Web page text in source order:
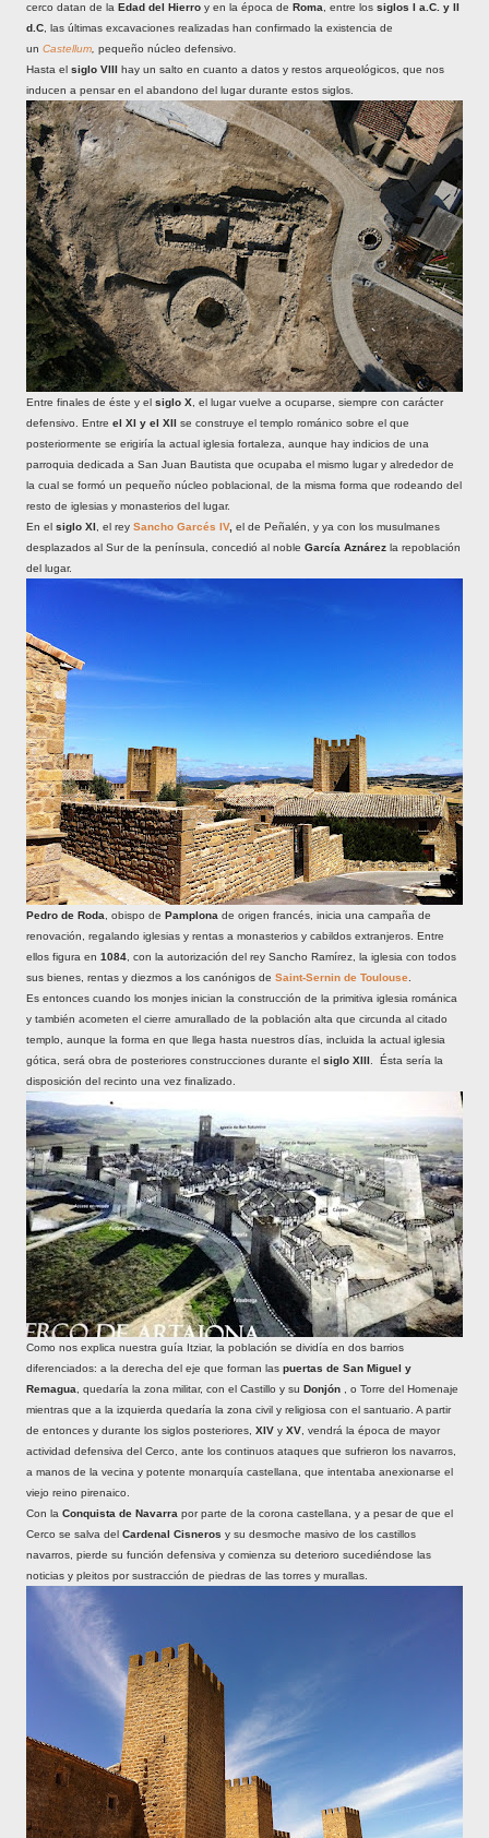
cerco datan de la Edad del Hierro y en la época de Roma , entre los siglos I a.C. y II
d.C , las últimas excavaciones realizadas han confirmado la existencia de
un Castellum pequeño núcleo defensivo
Hasta el siglo VIII hay un salto en cuanto a datos y restos arqueológicos, que nos
inducen a pensar en el abandono del lugar durante estos siglos.
Entre finales de éste y el siglo X , el lugar vuelve a ocuparse, siempre con carácter
defensivo. Entre el XI y el XII se construye el templo románico sobre el que
posteriormente se erigiría la actual iglesia fortaleza, aunque hay indicios de una
parroquia dedicada a San Juan Bautista que ocupaba el mismo lugar y alrededor de
la cual se formó un pequeño núcleo poblacional, de la misma forma que rodeando del
resto de iglesias y monasterios del lugar.
En el siglo XI , el rey Sancho Garcés IV, el de Peñalén, y ya con los musulmanes
desplazados al Sur de la península, concedió al noble García Aznárez la repoblación
del lugar.
Pedro de Roda , obispo de Pamplona de origen francés, inicia una campaña de
renovación, regalando iglesias y rentas a monasterios y cabildos extranjeros. Entre
ellos figura en 1084 , con la autorización del rey Sancho Ramírez, la iglesia con todos
sus bienes, rentas y diezmos a los canónigos de Saint-Sernin de Toulouse
Es entonces cuando los monjes inician la construcción de la primitiva iglesia románica
y también acometen el cierre amurallado de la población alta que circunda al citado
templo, aunque la forma en que llega hasta nuestros días, incluida la actual iglesia
gótica, será obra de posteriores construcciones durante el siglo XIII . Ésta sería la
disposición del recinto una vez finalizado.
Como nos explica nuestra guía Itziar, la población se dividía en dos barrios
diferenciados: a la derecha del eje que forman las puertas de San Miguel y
Remagua , quedaría la zona militar, con el Castillo y su Donjón
, o Torre del Homenaje
mientras que a la izquierda quedaría la zona civil y religiosa con el santuario. A partir
de entonces y durante los siglos posteriores, XIV y XV , vendrá la época de mayor
actividad defensiva del Cerco, ante los continuos ataques que sufrieron los navarros,
a manos de la vecina y potente monarquía castellana, que intentaba anexionarse el
viejo reino pirenaico.
Con la Conquista de Navarra por parte de la corona castellana, y a pesar de que el
Cerco se salva del Cardenal Cisneros y su desmoche masivo de los castillos
navarros, pierde su función defensiva y comienza su deterioro sucediéndose las
noticias y pleitos por sustracción de piedras de las torres y murallas.